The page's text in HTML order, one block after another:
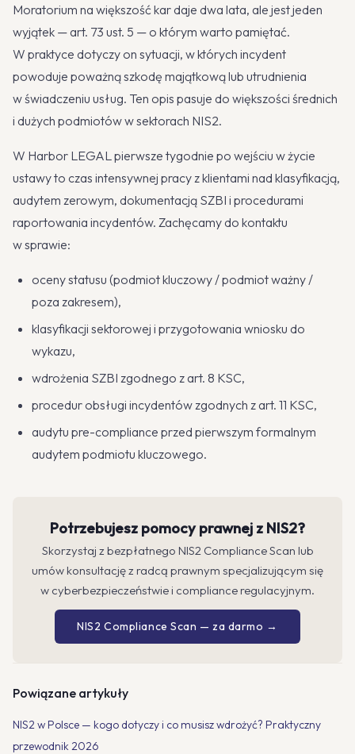
Moratorium na większość kar daje dwa lata, ale jest jeden
wyjątek — art. 73 ust. 5 — o którym warto pamiętać.
W praktyce dotyczy on sytuacji, w których incydent
powoduje poważną szkodę majątkową lub utrudnienia
w świadczeniu usług. Ten opis pasuje do większości średnich
i dużych podmiotów w sektorach NIS2.
W Harbor LEGAL pierwsze tygodnie po wejściu w życie
ustawy to czas intensywnej pracy z klientami nad klasyfikacją,
audytem zerowym, dokumentacją SZBI i procedurami
raportowania incydentów. Zachęcamy do kontaktu
w sprawie:
oceny statusu (podmiot kluczowy / podmiot ważny /
poza zakresem),
klasyfikacji sektorowej i przygotowania wniosku do
wykazu,
wdrożenia SZBI zgodnego z art. 8 KSC,
procedur obsługi incydentów zgodnych z art. 11 KSC,
audytu pre-compliance przed pierwszym formalnym
audytem podmiotu kluczowego.
Potrzebujesz pomocy prawnej z NIS2?
Skorzystaj z bezpłatnego NIS2 Compliance Scan lub
umów konsultację z radcą prawnym specjalizującym się
w cyberbezpieczeństwie i compliance regulacyjnym.
NIS2 Compliance Scan — za darmo →
Powiązane artykuły
NIS2 w Polsce — kogo dotyczy i co musisz wdrożyć? Praktyczny
przewodnik 2026